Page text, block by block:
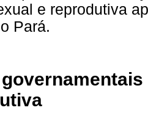
e reprodutiva
Pará.